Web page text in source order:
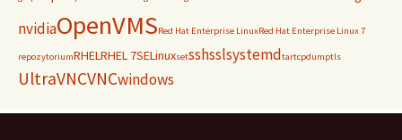
nvidiaOpenVMSRed Hat Enterprise LinuxRed Hat Enterprise Linux 7
repozytoriumRHELRHEL 7SELinuxsetsshsslsystemdtartcpdumptls
UltraVNCVNCwindows